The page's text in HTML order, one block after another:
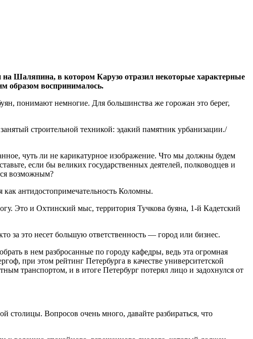
Шаляпина, в котором Карузо отразил некоторые характерные
образом воспринималось.
строительной техникой: эдакий памятник урбанизации./
чуть ли не карикатурное изображение. Что мы должны будем
если бы великих государственных деятелей, полководцев и
возможным?
антидостопримечательность Коломны.
Это и Охтинский мыс, территория Тучкова буяна, 1‑й Кадетский
за это несет большую ответственность — город или бизнес.
в нем разбросанные по городу кафедры, ведь эта огромная
при этом рейтинг Петербурга в качестве университетской
транспортом, и в итоге Петербург потерял лицо и задохнулся от
столицы. Вопросов очень много, давайте разбираться, что